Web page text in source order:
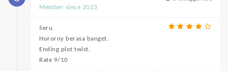
Member since 2023
Seru.
Hororny berasa banget.
Ending plot twist.
Rate 9/10